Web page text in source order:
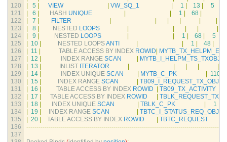
120
121
122
123
124
125
126
127
128
129
130
131
132
133
134
135
136
137
5 VIEW VW_SQ_1 1 13 5
6 HASH UNIQUE 1 68
7 FILTER
8 NESTED LOOPS
9 NESTED LOOPS 1 68 5
10 NESTED LOOPS ANTI 1 48
11 TABLE ACCESS BY INDEX ROWID
12 INDEX RANGE SCAN
MYTB_I_HELPM_TS_TXOBJ
13 INLIST ITERATOR
14 INDEX UNIQUE SCAN MYTB_C_PK
15 INDEX RANGE SCAN
16 TABLE ACCESS BY INDEX ROWID
TB09_TX_ACTIVITY
17 TABLE ACCESS BY INDEX ROWID
TBLK_REQUEST_TX
18 INDEX UNIQUE SCAN TBLK_C_PK 1
19 INDEX RANGE SCAN
20 TABLE ACCESS BY INDEX ROWID
TBTC_REQUEST
------------------------------------------------------------------------------------------------